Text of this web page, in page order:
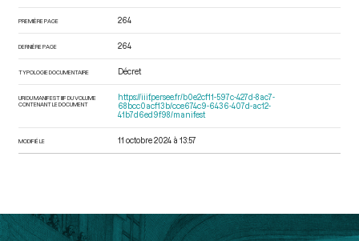
PREMIÈRE PAGE 264
DERNIÈRE PAGE 264
TYPOLOGIE DOCUMENTAIRE Décret
URI DU MANIFEST IIIF DU VOLUME
CONTENANT LE DOCUMENT
https://iiif.persee.fr/b0e2cf11-597c-427d-8ac7-
68bcc0acf13b/cce674c9-6436-407d-ac12-
41b7d6ed9f98/manifest
MODIFIÉ LE 11 octobre 2024 à 13:57